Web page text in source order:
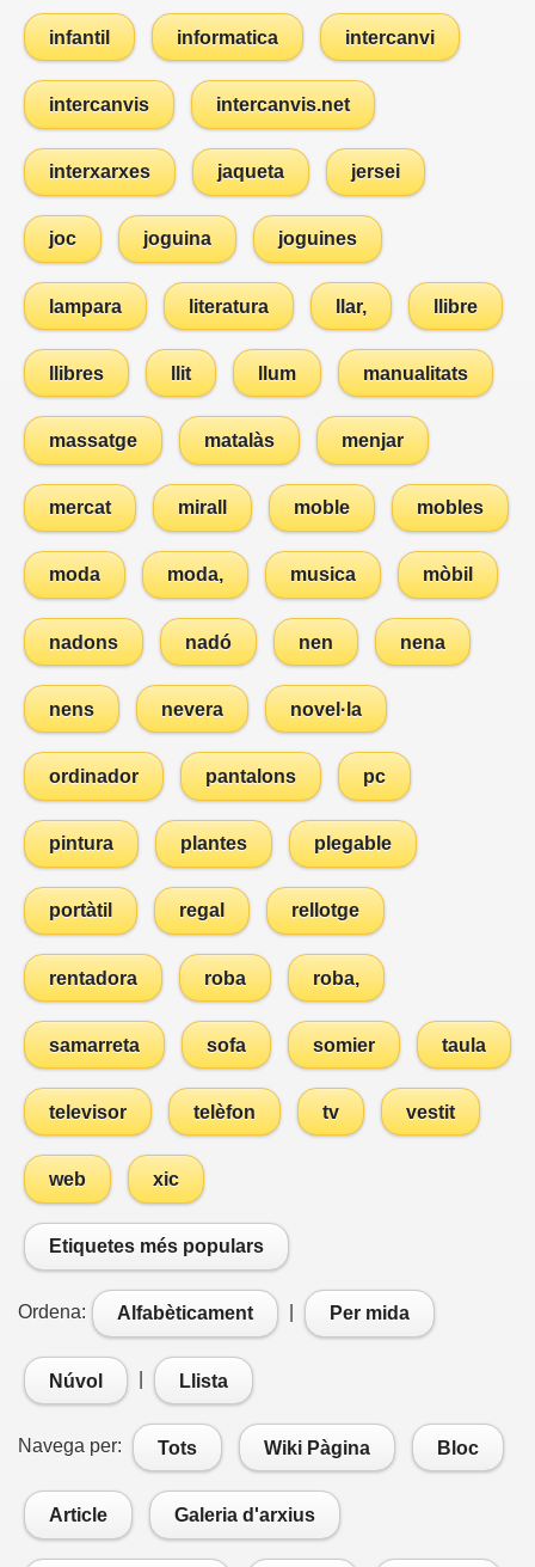
infantil informatica intercanvi
intercanvis intercanvis.net
interxarxes jaqueta jersei
joc joguina joguines
lampara literatura llar, llibre
llibres llit llum manualitats
massatge matalàs menjar
mercat mirall moble mobles
moda moda, musica mòbil
nadons nadó nen nena
nens nevera novel·la
ordinador pantalons pc
pintura plantes plegable
portàtil regal rellotge
rentadora roba roba,
samarreta sofa somier taula
televisor telèfon tv vestit
web xic
Etiquetes més populars
Ordena: Alfabèticament Per mida
Núvol Llista
Navega per: Tots Wiki Pàgina Bloc
Article Galeria d'arxius